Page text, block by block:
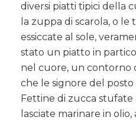
diversi piatti tipici della
la zuppa di scarola, o
essiccate al sole,
stato un piatto in
nel cuore, un contorno
che le signore del
Fettine di zucca stufate
lasciate marinare in